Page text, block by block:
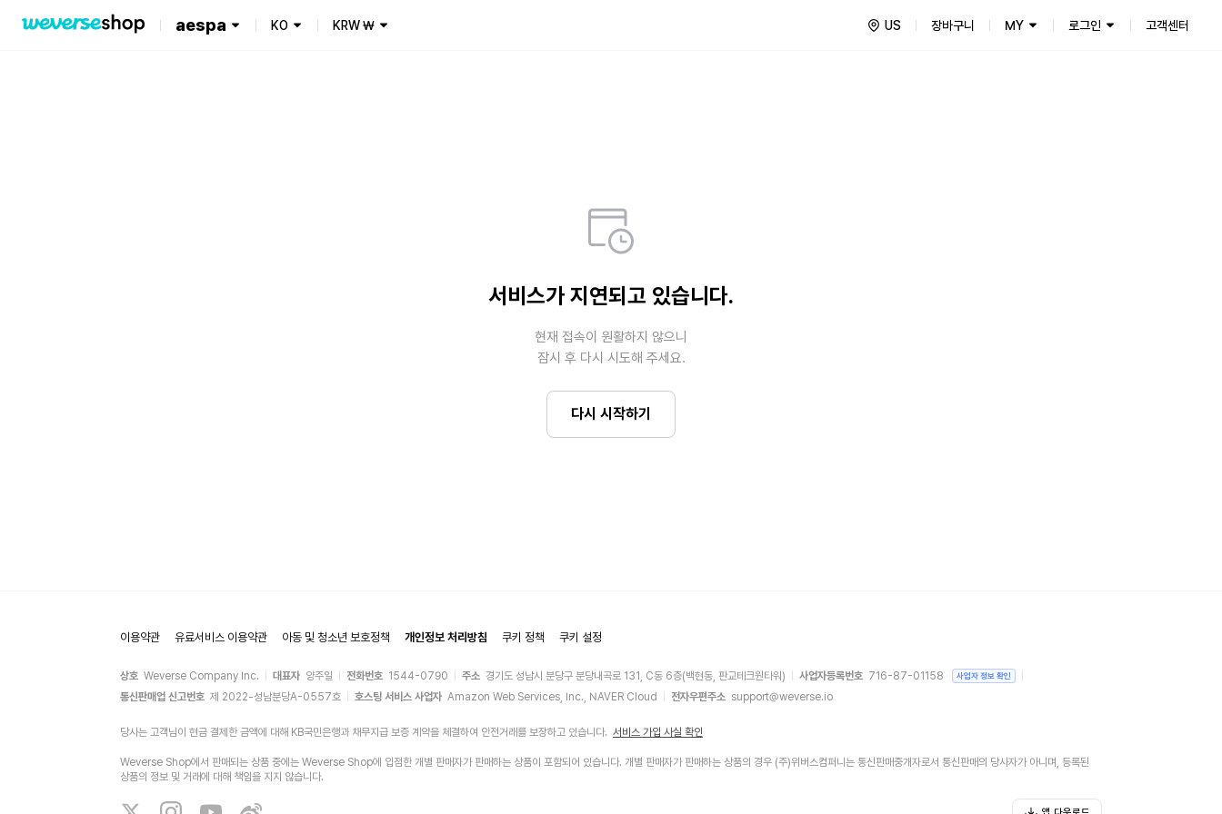
aespa KO KRW₩ US 장바구니 MY 로그인 고객센터
서비스가 지연되고 있습니다.
현재 접속이 원활하지 않으니
잠시 후 다시 시도해 주세요.
다시 시작하기
이용약관 유료서비스 이용약관 아동 및 청소년 보호정책 개인정보 처리방침 쿠키 정책 쿠키 설정
상호 Weverse Company Inc. 대표자 양주일 전화번호 1544-0790 주소 경기도 성남시 분당구 분당내곡로 131, C동 6층(백현동, 판교테크원타워) 사업자등록번호 716-87-01158 사업자 정보 확인
통신판매업 신고번호 제 2022-성남분당A-0557호 호스팅 서비스 사업자 Amazon Web Services, Inc., NAVER Cloud 전자우편주소 support@weverse.io
당사는 고객님이 현금 결제한 금액에 대해 KB국민은행과 채무지급 보증 계약을 체결하여 안전거래를 보장하고 있습니다. 서비스 가입 사실 확인
Weverse Shop에서 판매되는 상품 중에는 Weverse Shop에 입점한 개별 판매자가 판매하는 상품이 포함되어 있습니다. 개별 판매자가 판매하는 상품의 경우 (주)위버스컴퍼니는 통신판매중개자로서 통신판매의 당사자가 아니며, 등록된
상품의 정보 및 거래에 대해 책임을 지지 않습니다.